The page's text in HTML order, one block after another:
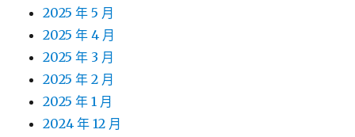
2025 年 5 月
2025 年 4 月
2025 年 3 月
2025 年 2 月
2025 年 1 月
2024 年 12 月